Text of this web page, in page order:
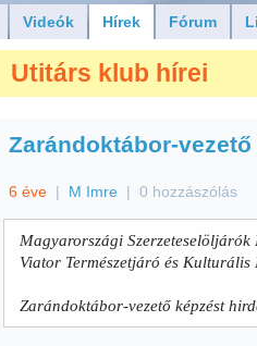
Videók Hírek Fórum
Utitárs klub hírei
Zarándoktábor-
6 éve | M Imre | 0 hozzászólás
Magyarországi
Viator Természetjáró és Kulturális
Zarándoktábor-vezető képzést